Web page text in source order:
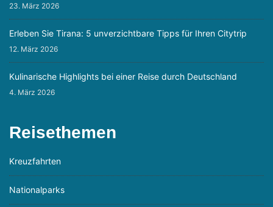
23. März 2026
Erleben Sie Tirana: 5 unverzichtbare Tipps für Ihren Citytrip
12. März 2026
Kulinarische Highlights bei einer Reise durch Deutschland
4. März 2026
Reisethemen
Kreuzfahrten
Nationalparks